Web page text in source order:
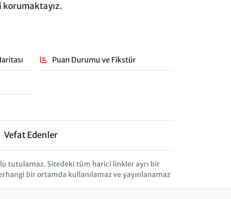
korumaktayız.
Puan Durumu ve Fikstür
Vefat Edenler
tutulamaz. Sitedeki tüm harici linkler ayrı bir
bir ortamda kullanılamaz ve yayınlanamaz